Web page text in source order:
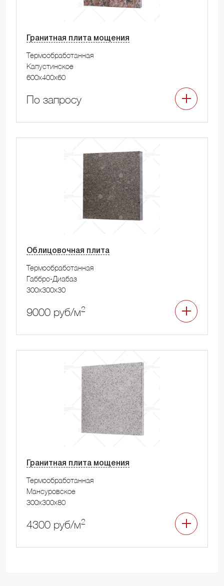
Гранитная плита мощения
Термообработанная
Капустинское
600x400x60
По запросу
Облицовочная плита
Термообработанная
Габбро-Диабаз
300x300x30
9000 руб/м2
Гранитная плита мощения
Термообработанная
Мансуровское
300x300x80
4300 руб/м2